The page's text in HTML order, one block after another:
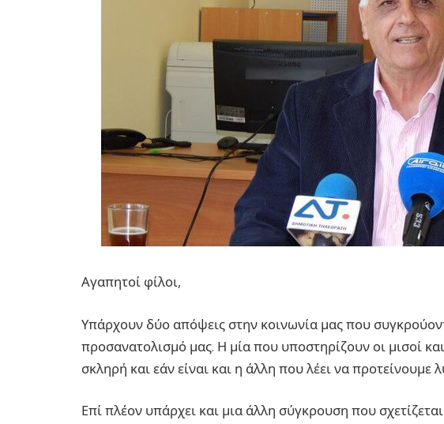
Αγαπητοί φίλοι,
Υπάρχουν δύο απόψεις στην κοινωνία μας που
προσανατολισμό μας. Η μία που υποστηρίζουν οι μισοί
σκληρή και εάν είναι και η άλλη που λέει να προτείνουμε
Επί πλέον υπάρχει και μια άλλη σύγκρουση που